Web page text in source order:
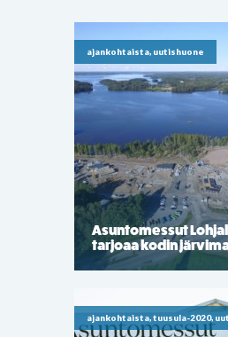
ajankohtaista, uutishuone
Asuntomessut
tarjoaa kodin
ajankohtaista, tuusula-2020,